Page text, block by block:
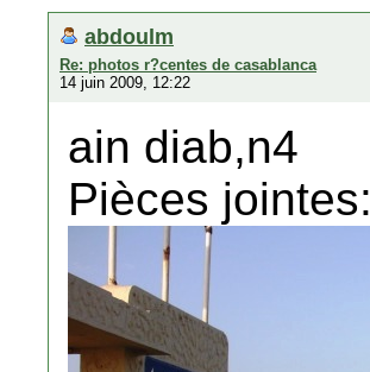
abdoulm
Re: photos r?centes de casablanca
14 juin 2009, 12:22
ain diab,n4
Pièces jointes: